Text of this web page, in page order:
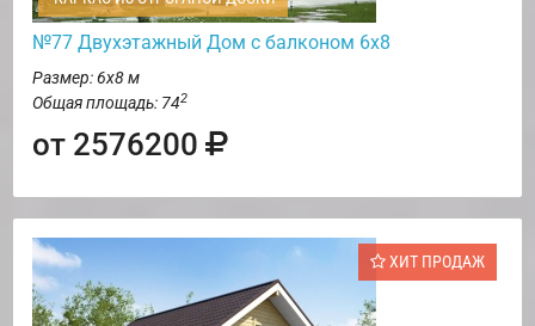
№77 Двухэтажный Дом с балконом 6х8
Размер: 6х8 м
Общая площадь: 742
от 2576200
ХИТ ПРОДАЖ